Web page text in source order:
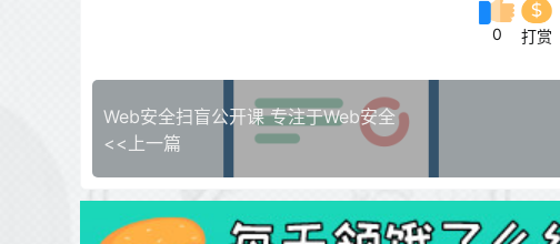
0 打赏
Web安全扫盲公开课 专注于Web安全
<<上一篇